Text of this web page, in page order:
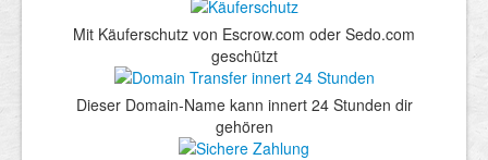
Mit Käuferschutz von Escrow.com oder Sedo.com
geschützt
Dieser Domain-Name kann innert 24 Stunden dir
gehören